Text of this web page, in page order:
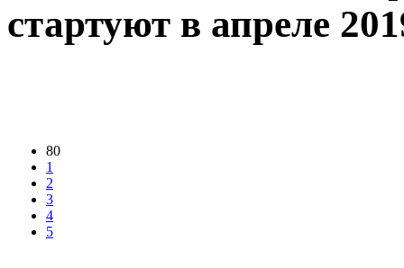
стартуют в апреле
80
1
2
3
4
5